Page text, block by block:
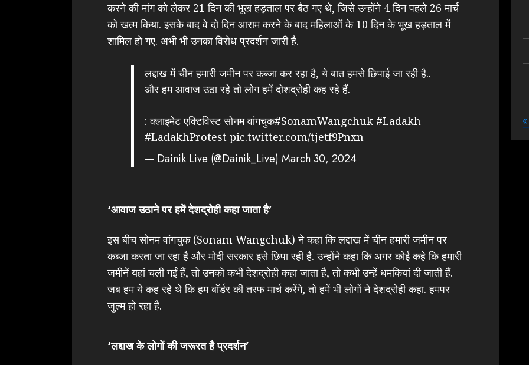
करने की मांग को लेकर 21 दिन की भूख हड़ताल पर बैठ गए थे, जिसे उन्होंने 4 दिन पहले 26 मार्च
को खत्म किया. इसके बाद वे दो दिन आराम करने के बाद महिलाओं के 10 दिन के भूख हड़ताल में
शामिल हो गए. अभी भी उनका विरोध प्रदर्शन जारी है.
लद्दाख में चीन हमारी जमीन पर कब्जा कर रहा है, ये बात हमसे छिपाई जा रही है..
और हम आवाज उठा रहे तो लोग हमें दोशद्रोही कह रहे हैं.
: क्लाइमेट एक्टिविस्ट सोनम वांगचुक#SonamWangchuk #Ladakh
#LadakhProtest pic.twitter.com/tjetf9Pnxn
— Dainik Live (@Dainik_Live) March 30, 2024
‘आवाज उठाने पर हमें देशद्रोही कहा जाता है’
इस बीच सोनम वांगचुक (Sonam Wangchuk) ने कहा कि लद्दाख में चीन हमारी जमीन पर
कब्जा करता जा रहा है और मोदी सरकार इसे छिपा रही है. उन्होंने कहा कि अगर कोई कहे कि हमारी
जमीनें यहां चली गईं हैं, तो उनको कभी देशद्रोही कहा जाता है, तो कभी उन्हें धमकियां दी जाती हैं.
जब हम ये कह रहे थे कि हम बॉर्डर की तरफ मार्च करेंगे, तो हमें भी लोगों ने देशद्रोही कहा. हमपर
जुल्म हो रहा है.
‘लद्दाख के लोगों की जरूरत है प्रदर्शन’